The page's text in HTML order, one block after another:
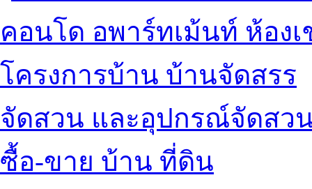
คอนโด อพาร์ทเม้นท์ ห้องเ
โครงการบ้าน บ้านจัดสรร
จัดสวน และอุปกรณ์จัดสว
ซื้อ-ขาย บ้าน ที่ดิน